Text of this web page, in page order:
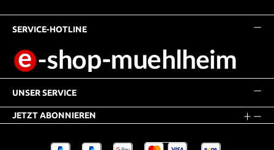
SERVICE-HOTLINE
UNSER SERVICE
JETZT ABONNIEREN